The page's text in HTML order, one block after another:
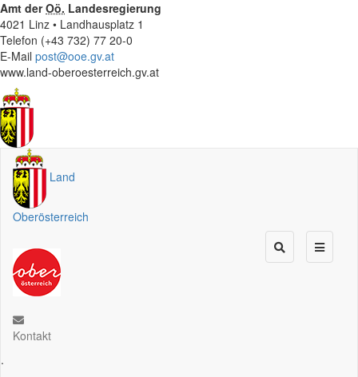
Amt derOö. Landesregierung
4021 Linz • Landhausplatz 1
Telefon (+43 732) 77 20-0
E-Mail post@ooe.gv.at
www.land-oberoesterreich.gv.at
Land
Oberösterreich
Kontakt
.